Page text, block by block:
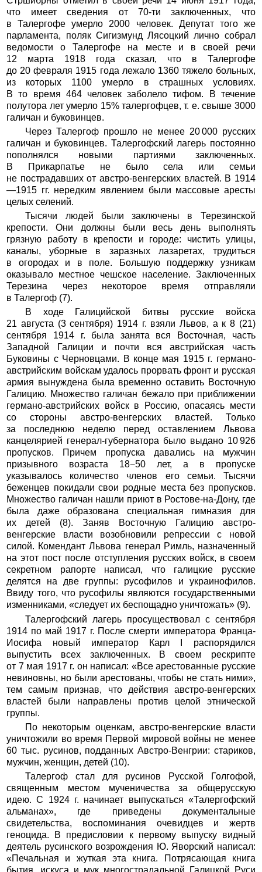
что имеет сведения от 70-ти заключенных, что
в Талергофе умерло 2000 человек. Депутат того же
парламента, поляк Сигизмунд Лясоцкий лично собрал
ведомости о Талергофе на месте и в своей речи
12 марта 1918 года сказал, что в Талергофе
до 20 февраля 1915 года лежало 1360 тяжело больных,
из которых 1100 умерло в страшных условиях.
В то время 464 человек заболело тифом. В течение
полутора лет умерло 15% талергофцев, т. е. свыше 3000
галичан и буковинцев.
Через Талергоф прошло не менее 20 000 русских
галичан и буковинцев. Талергофский лагерь постоянно
пополнялся новыми партиями заключенных.
В Прикарпатье не было села или семьи
не пострадавших от австро-венгерских властей. В 1914
—1915 гг. нередким явлением были массовые аресты
целых селений.
Тысячи людей были заключены в Терезинской
крепости. Они должны были весь день выполнять
грязную работу в крепости и городе: чистить улицы,
каналы, уборные в заразных лазаретах, трудиться
в огородах и в поле. Большую поддержку узникам
оказывало местное чешское население. Заключенных
Терезина через некоторое время отправляли
в Талергоф (7).
В ходе Галицийской битвы русские войска
21 августа (3 сентября) 1914 г. взяли Львов, а к 8 (21)
сентября 1914 г. была занята вся Восточная, часть
Западной Галиции и почти вся австрийская часть
Буковины с Черновцами. В конце мая 1915 г. германо-
австрийским войскам удалось прорвать фронт и русская
армия вынуждена была временно оставить Восточную
Галицию. Множество галичан бежало при приближении
германо-австрийских войск в Россию, опасаясь мести
со стороны австро-венгерских властей. Только
за последнюю неделю перед оставлением Львова
канцелярией генерал-губернатора было выдано 10 926
пропусков. Причем пропуска давались на мужчин
призывного возраста 18−50 лет, а в пропуске
указывалось количество членов его семьи. Тысячи
беженцев покидали свои родные места без пропусков.
Множество галичан нашли приют в Ростове-на-Дону, где
была даже образована специальная гимназия для
их детей (8). Заняв Восточную Галицию австро-
венгерские власти возобновили репрессии с новой
силой. Комендант Львова генерал Римль, назначенный
на этот пост после отступления русских войск, в своем
секретном рапорте написал, что галицкие русские
делятся на две группы: русофилов и украинофилов.
Ввиду того, что русофилы являются государственными
изменниками, «следует их беспощадно уничтожать» (9).
Талергофский лагерь просуществовал с сентября
1914 по май 1917 г. После смерти императора Франца-
Иосифа новый император Карл I распорядился
выпустить всех заключенных. В своем рескрипте
от 7 мая 1917 г. он написал: «Все арестованные русские
невиновны, но были арестованы, чтобы не стать ними»,
тем самым признав, что действия австро-венгерских
властей были направлены против целой этнической
группы.
По некоторым оценкам, австро-венгерские власти
уничтожили во время Первой мировой войны не менее
60 тыс. русинов, подданных Австро-Венгрии: стариков,
мужчин, женщин, детей (10).
Талергоф стал для русинов Русской Голгофой,
священным местом мученичества за общерусскую
идею. С 1924 г. начинает выпускаться «Талергофский
альманах», где приведены документальные
свидетельства, воспоминания очевидцев и жертв
геноцида. В предисловии к первому выпуску видный
деятель русинского возрождения Ю. Яворский написал:
«Печальная и жуткая эта книга. Потрясающая книга
бытия, искуса и мук многострадальной Галицкой Руси